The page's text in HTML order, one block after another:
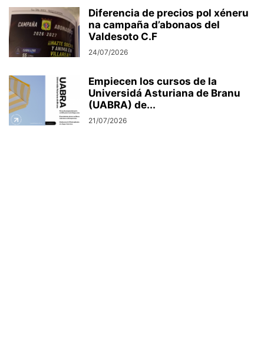
Diferencia de precios pol xéneru
na campaña d’abonaos del
Valdesoto C.F
24/07/2026
Empiecen los cursos de la
Universidá Asturiana de Branu
(UABRA) de...
21/07/2026